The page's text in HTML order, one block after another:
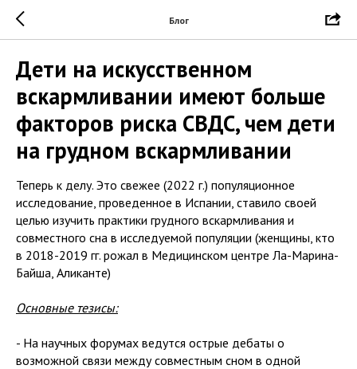
Блог
Дети на искусственном
вскармливании имеют больше
факторов риска СВДС, чем дети
на грудном вскармливании
Теперь к делу. Это свежее (2022 г.) популяционное
исследование, проведенное в Испании, ставило своей
целью изучить практики грудного вскармливания и
совместного сна в исследуемой популяции (женщины, кто
в 2018-2019 гг. рожал в Медицинском центре Ла-Марина-
Байша, Аликанте)
Основные тезисы:
- На научных форумах ведутся острые дебаты о
возможной связи между совместным сном в одной